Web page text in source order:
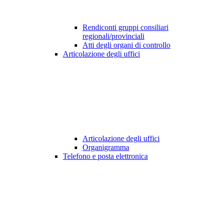
Rendiconti gruppi consiliari
regionali/provinciali
Atti degli organi di controllo
Articolazione degli uffici
Articolazione degli uffici
Organigramma
Telefono e posta elettronica